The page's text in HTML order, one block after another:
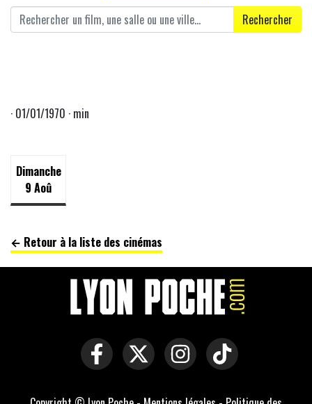
Rechercher
· 01/01/1970 · min
Dimanche
9 Aoû
← Retour à la liste des cinémas